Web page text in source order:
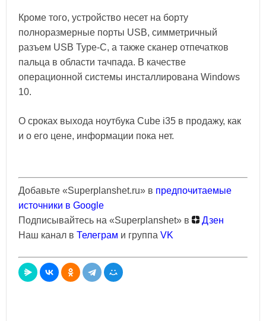
Кроме того, устройство несет на борту
полноразмерные порты USB, симметричный
разъем USB Type-C, а также сканер отпечатков
пальца в области тачпада. В качестве
операционной системы инсталлирована Windows
10.
О сроках выхода ноутбука Cube i35 в продажу, как
и о его цене, информации пока нет.
Добавьте «Superplanshet.ru» в предпочитаемые
источники в Google
Подписывайтесь на «Superplanshet» в
Дзен
Наш канал в Телеграм и группа VK